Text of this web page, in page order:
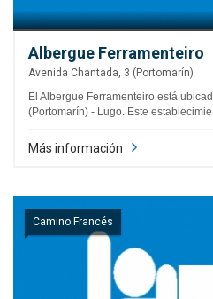
Albergue Ferramenteiro
Avenida Chantada, 3 (Portomarín)
El Albergue Ferramenteiro está
(Portomarín) - Lugo. Este establecimie...
Más información
Camino Francés